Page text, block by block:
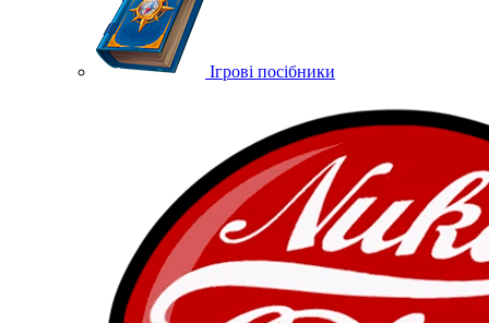
Ігрові посібники